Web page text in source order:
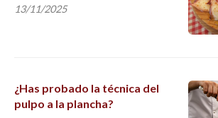
13/11/2025
¿Has probado la técnica del
pulpo a la plancha?